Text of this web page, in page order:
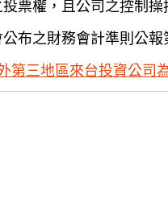
票權，且公司之控制操
布之財務會計準則公
第三地區來台投資公司